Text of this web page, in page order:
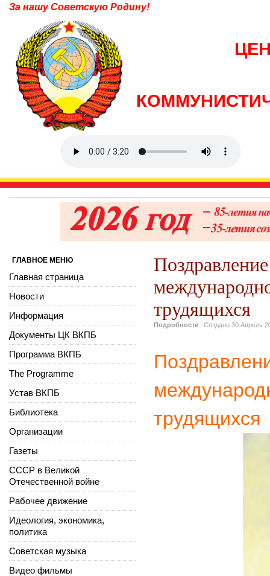
За нашу Советскую Родину!
трудящихся
Подробности Создано 30 Апрель
трудящихся
ГЛАВНОЕ МЕНЮ
Главная страница
Новости
Информация
Документы ЦК ВКПБ
Программа ВКПБ
The Programme
Устав ВКПБ
Библиотека
Организации
Газеты
СССР в Великой
Отечественной войне
Рабочее движение
Идеология, экономика,
политика
Советская музыка
Видео фильмы